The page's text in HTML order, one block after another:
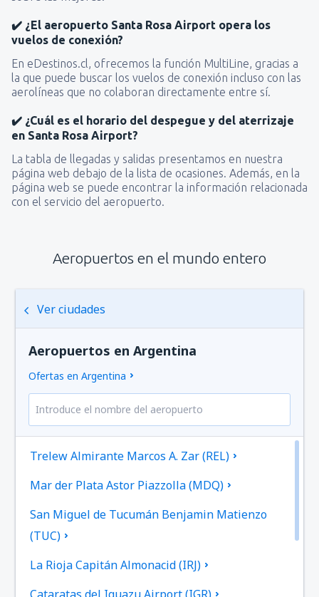
✔️ ¿El aeropuerto Santa Rosa Airport opera los
vuelos de conexión?
En eDestinos.cl, ofrecemos la función MultiLine, gracias a
la que puede buscar los vuelos de conexión incluso con las
aerolíneas que no colaboran directamente entre sí.
✔️ ¿Cuál es el horario del despegue y del aterrizaje
en Santa Rosa Airport?
La tabla de llegadas y salidas presentamos en nuestra
página web debajo de la lista de ocasiones. Además, en la
página web se puede encontrar la información relacionada
con el servicio del aeropuerto.
Aeropuertos en el mundo entero
Ver ciudades
Aeropuertos en Argentina
Ofertas en Argentina
Trelew Almirante Marcos A. Zar (REL)
Mar der Plata Astor Piazzolla (MDQ)
San Miguel de Tucumán Benjamin Matienzo
(TUC)
La Rioja Capitán Almonacid (IRJ)
Cataratas del Iguazu Airport (IGR)